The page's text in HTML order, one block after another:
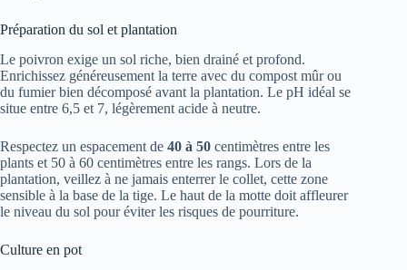
Préparation du sol et plantation
Le poivron exige un sol riche, bien drainé et profond.
Enrichissez généreusement la terre avec du compost mûr ou
du fumier bien décomposé avant la plantation. Le pH idéal se
situe entre 6,5 et 7, légèrement acide à neutre.
Respectez un espacement de 40 à 50 centimètres entre les
plants et 50 à 60 centimètres entre les rangs. Lors de la
plantation, veillez à ne jamais enterrer le collet, cette zone
sensible à la base de la tige. Le haut de la motte doit affleurer
le niveau du sol pour éviter les risques de pourriture.
Culture en pot